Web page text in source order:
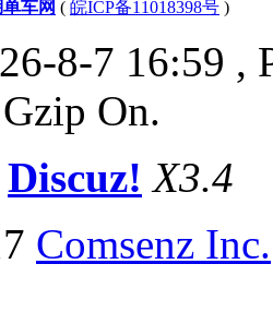
车网 ( 皖ICP备11018398号 )
8-7 16:59 ,
On.
Discuz! X3.4
Comsenz Inc.